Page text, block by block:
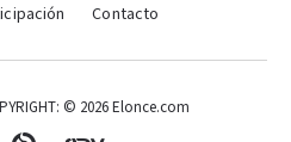
Contacto
© 2026 Elonce.com